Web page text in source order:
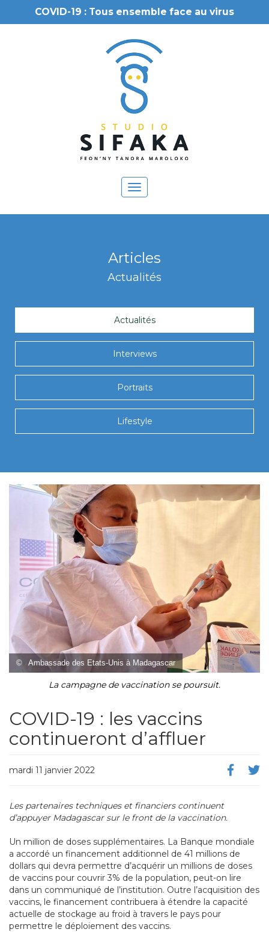
COVID-19 : Tous ensemble face au virus
Toggle
navigation
Articles
Actualités
Actualités
Interviews
Portraits
Lifestyle
© Ambassade des Etats-Unis à Madagascar
La campagne de vaccination se poursuit.
COVID-19 : les vaccins
continueront d’affluer
mardi 11 janvier 2022
Les partenaires techniques et financiers continuent
d’appuyer Madagascar sur le front de la vaccination.
Un million de doses supplémentaires. La Banque mondiale
a accordé un financement additionnel de 41 millions de
dollars qui devra permettre d’acquérir un millions de doses
de vaccins pour couvrir 3% de la population, peut-on lire
dans un communiqué de l’institution. Outre l’acquisition des
vaccins, le financement contribuera à étendre la capacité
actuelle de stockage au froid à travers le pays pour
permettre le déploiement des vaccins.